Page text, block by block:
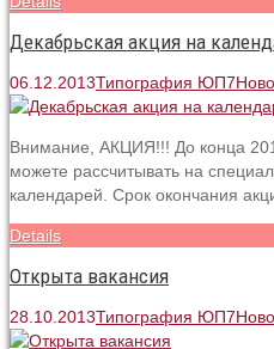
Декабрьская акция на
06.12.2013Типография ЮП7
Внимание, АКЦИЯ!!! До конца
можете рассчитывать на
календарей. Срок окончания
Details
Открыта вакансия
28.10.2013Типография ЮП7